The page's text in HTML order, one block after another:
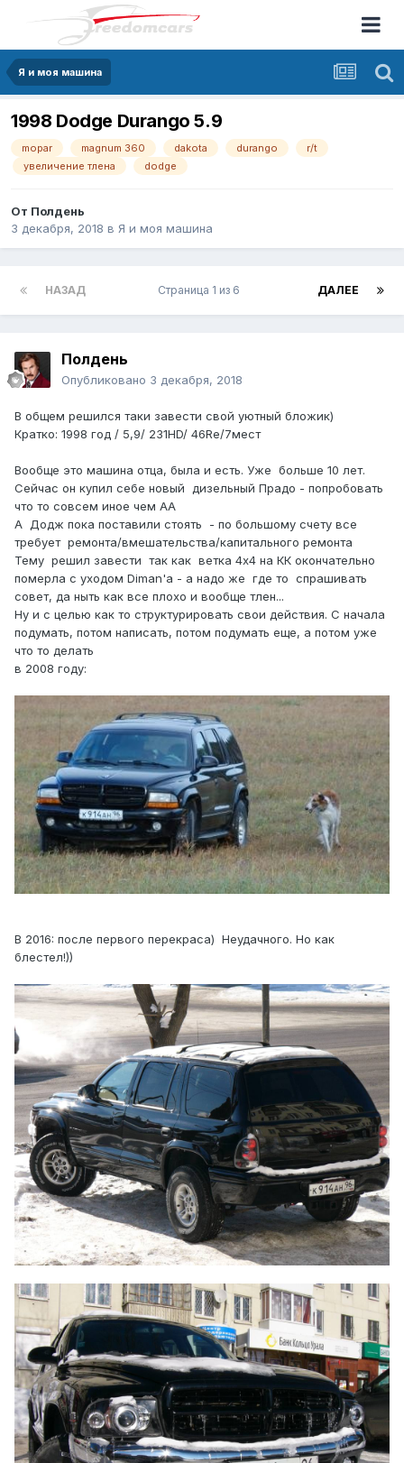
Я и моя машина
1998 Dodge Durango 5.9
mopar magnum 360 dakota durango
r/t
увеличение тлена
dodge
От Полдень
3 декабря, 2018 в Я и моя машина
НАЗАД ДАЛЕЕ
Страница 1 из 6
Полдень
Опубликовано 3 декабря, 2018
В общем решился таки завести свой уютный бложик)
Кратко: 1998 год / 5,9/ 231HD/ 46Re/7мест
Вообще это машина отца, была и есть. Уже больше 10 лет.
Сейчас он купил себе новый дизельный Прадо - попробовать
что то совсем иное чем АА
А Додж пока поставили стоять - по большому счету все
требует ремонта/вмешательства/капитального ремонта
Тему решил завести так как ветка 4x4 на КК окончательно
померла с уходом Diman'a - а надо же где то спрашивать
совет, да ныть как все плохо и вообще тлен...
Ну и с целью как то структурировать свои действия. С начала
подумать, потом написать, потом подумать еще, а потом уже
что то делать
в 2008 году:
В 2016: после первого перекраса) Неудачного. Но как
блестел!))